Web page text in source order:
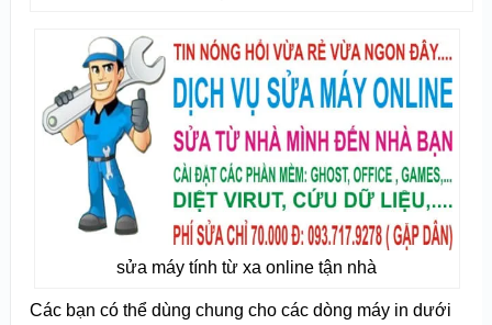
sửa máy tính từ xa online tận nhà
Các bạn có thể dùng chung cho các dòng máy in dưới